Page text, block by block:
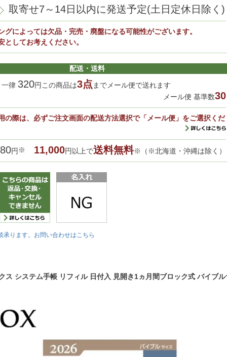
取寄せ7～14日以内に発送予定(土日定休日除く)
グによっては欠品・完売・廃盤になる可能性がございます。
としてお考えください。
配送・送料
一律 320円この商品は3点までメール便で送れます
メール便 基準数30
の際は、必ずご注文画面の配送方法選択で「メール便」をご選択くだ
円 ※ 11,000円以上で送料無料※（※北海道・沖縄は除く）
承ります。お問い合わせはこちら
ス システム手帳 リフィル 日付入 見開き1ヵ月間ブロック式 バイブ